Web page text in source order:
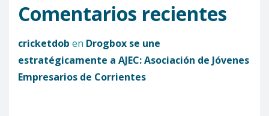
Comentarios recientes
cricketdob en Drogbox se une
estratégicamente a AJEC: Asociación de Jóvenes
Empresarios de Corrientes